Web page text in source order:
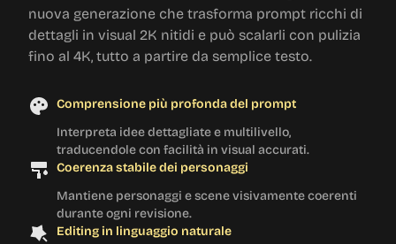
nuova generazione che trasforma prompt ricchi di
dettagli in visual 2K nitidi e può scalarli con pulizia
fino al 4K, tutto a partire da semplice testo.
Comprensione più profonda del prompt
Interpreta idee dettagliate e multilivello,
traducendole con facilità in visual accurati.
Coerenza stabile dei personaggi
Mantiene personaggi e scene visivamente coerenti
durante ogni revisione.
Editing in linguaggio naturale